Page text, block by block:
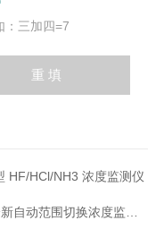
：三加四=7
HF/HCl/NH3 浓度监测仪
动范围切换浓度监测器